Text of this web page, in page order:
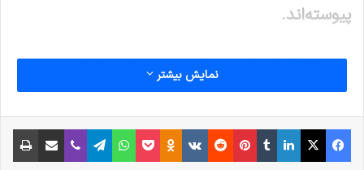
پیوسته‌اند.
ماده ۶۳ اساسنامه دیوان بیان می‌کند که کشورهای
عضو در رویه‌های دیوان بین‌المللی دادگستری، حق
مداخله در پرونده ها را دارند.
نمایش بیشتر
فیس بوک X لینکدین
‫تامبلر‫پین‌ترست
‫رددیت‫VKontakte
‫Odnoklassniki
پاکتواتس آپ تلگراموایبر اشتراک گذاری از طریق ایمیل